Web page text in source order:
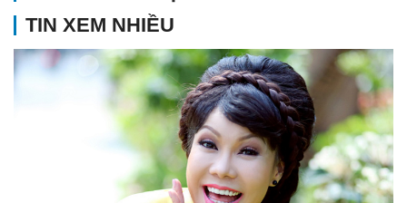
TIN XEM NHIỀU